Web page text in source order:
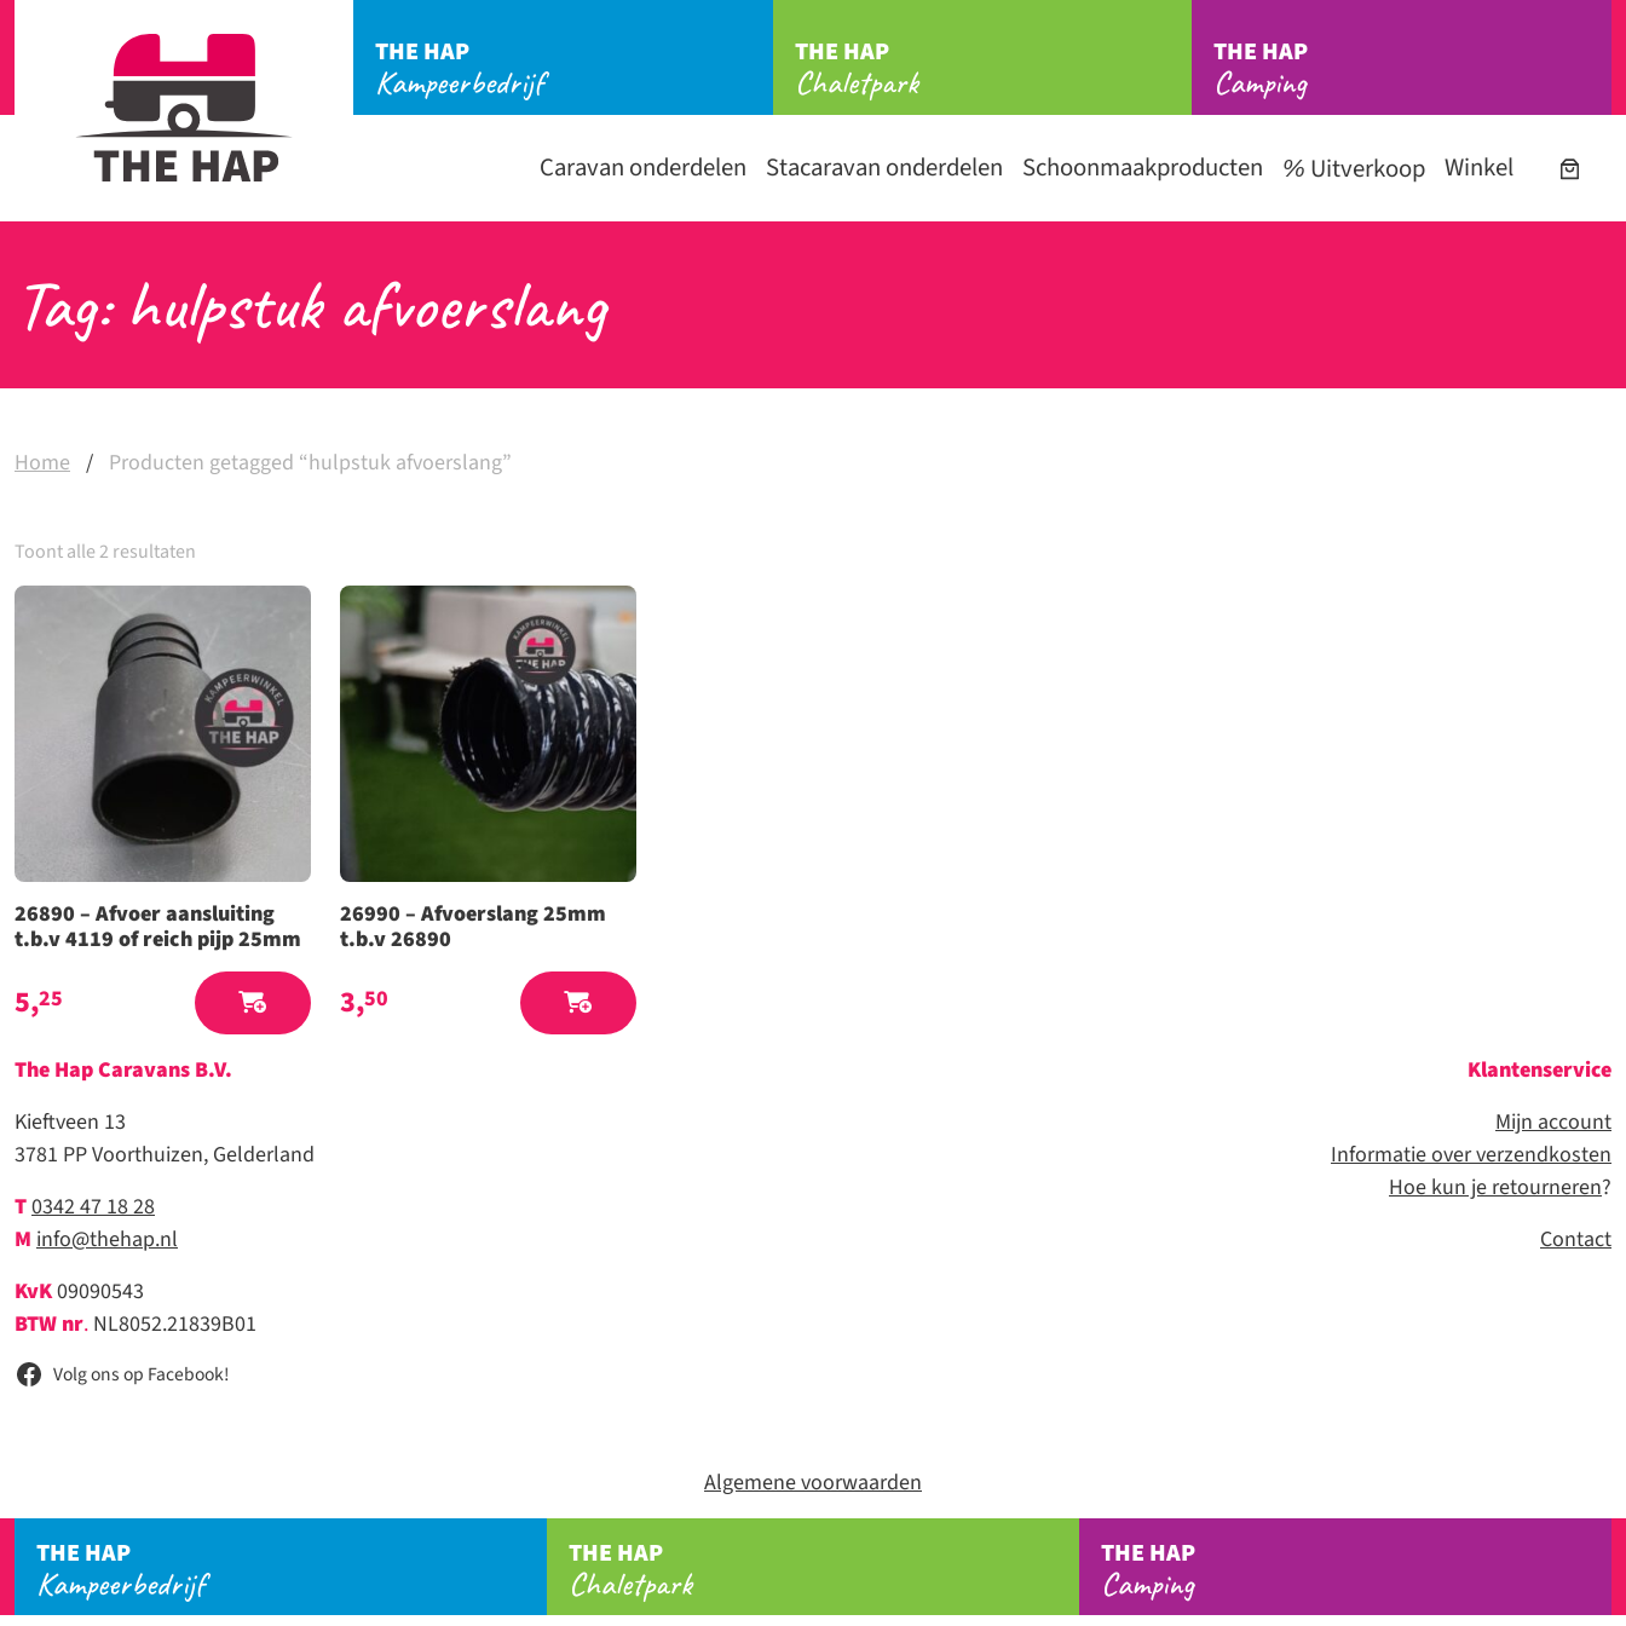
THE HAP
Kampeerbedrijf
THE HAP
Chaletpark
THE HAP
Camping
Caravan onderdelen Stacaravan onderdelen Schoonmaakproducten Uitverkoop Winkel
Tag: hulpstuk afvoerslang
Home / Producten getagged “hulpstuk afvoerslang”
Toont alle 2 resultaten
26890 – Afvoer aansluiting
t.b.v 4119 of reich pijp 25mm
5,25
26990 – Afvoerslang 25mm
t.b.v 26890
3,50
The Hap Caravans B.V.
Kieftveen 13
3781 PP Voorthuizen, Gelderland
T0342 47 18 28
M info@thehap.nl
KvK09090543
BTW nr. NL8052.21839B01
Volg ons op Facebook!
Klantenservice
Mijn account
Informatie over verzendkosten
Hoe kun je retourneren?
Contact
Algemene voorwaarden
THE HAP
Kampeerbedrijf
THE HAP
Chaletpark
THE HAP
Camping